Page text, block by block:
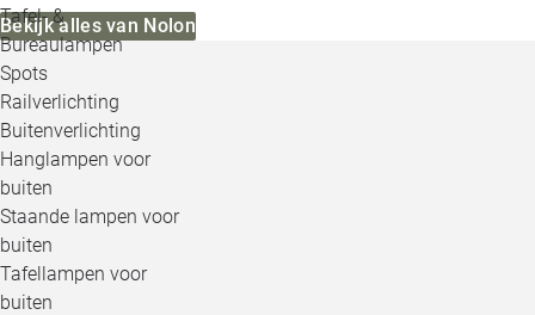
Tafel- &
Bureaulampen
Spots
Railverlichting
Buitenverlichting
Hanglampen voor
buiten
Staande lampen voor
buiten
Tafellampen voor
buiten
Bekijk alles van Nolon